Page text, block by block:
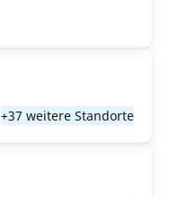
+37 weitere Standorte